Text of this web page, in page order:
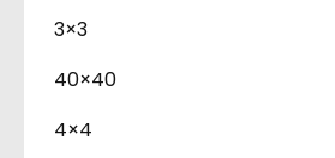
3×3
40×40
4×4